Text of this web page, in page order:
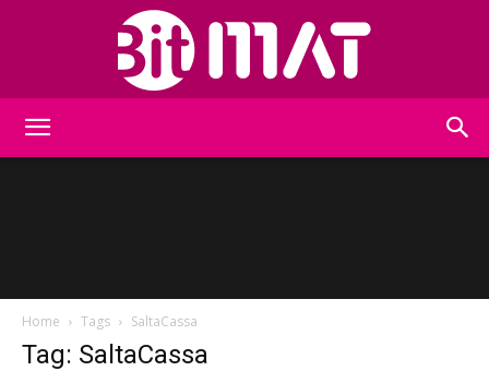
Home Tags SaltaCassa
Tag: SaltaCassa